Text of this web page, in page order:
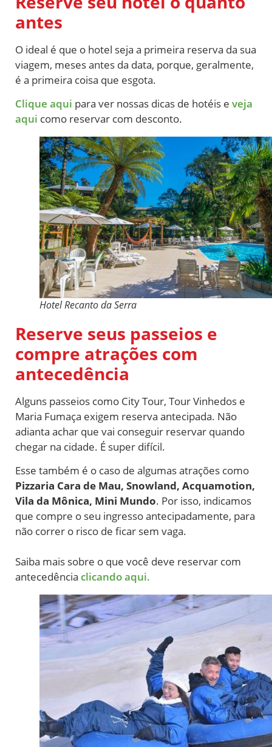
antes
O ideal é que o hotel seja a primeira reserva da sua
viagem, meses antes da data, porque, geralmente,
é a primeira coisa que esgota.
Clique aqui para ver nossas dicas de hotéis e veja
aqui como reservar com desconto.
Hotel Recanto da Serra
Reserve seus passeios e
compre atrações com
antecedência
Alguns passeios como City Tour, Tour Vinhedos e
Maria Fumaça exigem reserva antecipada. Não
adianta achar que vai conseguir reservar quando
chegar na cidade. É super difícil.
Esse também é o caso de algumas atrações como
Pizzaria Cara de Mau, Snowland, Acquamotion,
Vila da Mônica, Mini Mundo. Por isso, indicamos
que compre o seu ingresso antecipadamente, para
não correr o risco de ficar sem vaga.
Saiba mais sobre o que você deve reservar com
antecedência clicando aqui.